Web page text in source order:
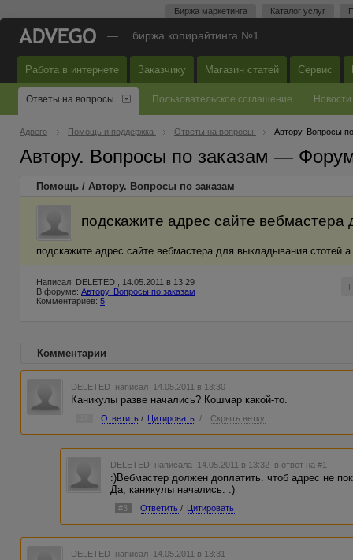
Биржа маркетинга Каталог услуг
— биржа копирайтинга №1
Работа в интернете Заказчику Магазин статей Сервис
Ответы на вопросы Пользовательское соглашение Новости
Адвего Помощь и поддержка Ответы на вопросы Автору. Вопросы
Автору. Вопросы по заказам —
Помощь / Автору. Вопросы по заказам
подскажите адрес сайте вебмастера
подскажите адрес сайте вебмастера для выкладывания стотей а
Написал: DELETED , 14.05.2011 в 13:29
В форуме: Автору. Вопросы по заказам
Комментариев: 5
Комментарии
DELETED написал 14.05.2011 в 13:30
Каникулы разве начались? Кошмар какой-то.
Ответить / Цитировать / Скрыть ветку
DELETED написала 14.05.2011 в 13:32 в ответ на #1
:)Вебмастер должен доплатить. чтоб адрес не
Да, каникулы начались. :)
#3 Ответить / Цитировать
DELETED написал 14.05.2011 в 13:31